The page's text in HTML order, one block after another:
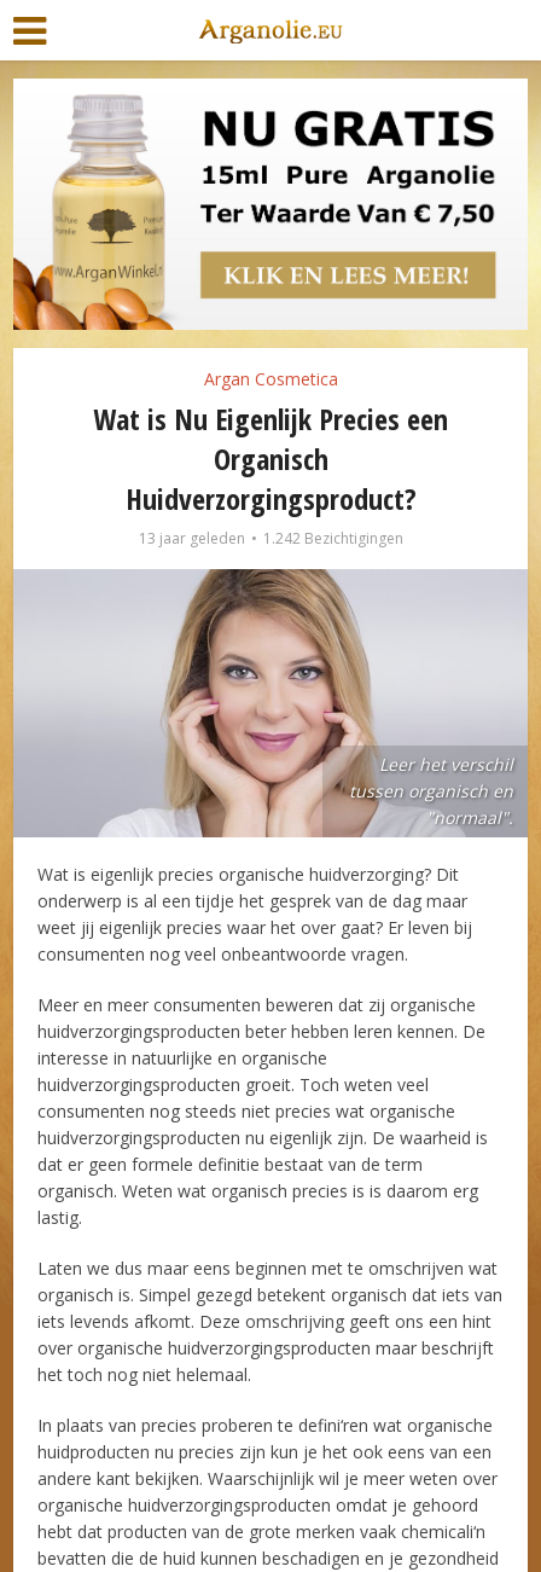
Argan Cosmetica
Wat is Nu Eigenlijk Precies een
Organisch
Huidverzorgingsproduct?
13 jaar geleden 1.242 Bezichtigingen
Leer het verschil
tussen organisch en
"normaal".
Wat is eigenlijk precies organische huidverzorging? Dit
onderwerp is al een tijdje het gesprek van de dag maar
weet jij eigenlijk precies waar het over gaat? Er leven bij
consumenten nog veel onbeantwoorde vragen.
Meer en meer consumenten beweren dat zij organische
huidverzorgingsproducten beter hebben leren kennen. De
interesse in natuurlijke en organische
huidverzorgingsproducten groeit. Toch weten veel
consumenten nog steeds niet precies wat organische
huidverzorgingsproducten nu eigenlijk zijn. De waarheid is
dat er geen formele definitie bestaat van de term
organisch. Weten wat organisch precies is is daarom erg
lastig.
Laten we dus maar eens beginnen met te omschrijven wat
organisch is. Simpel gezegd betekent organisch dat iets van
iets levends afkomt. Deze omschrijving geeft ons een hint
over organische huidverzorgingsproducten maar beschrijft
het toch nog niet helemaal.
In plaats van precies proberen te defini‘ren wat organische
huidproducten nu precies zijn kun je het ook eens van een
andere kant bekijken. Waarschijnlijk wil je meer weten over
organische huidverzorgingsproducten omdat je gehoord
hebt dat producten van de grote merken vaak chemicali‘n
bevatten die de huid kunnen beschadigen en je gezondheid